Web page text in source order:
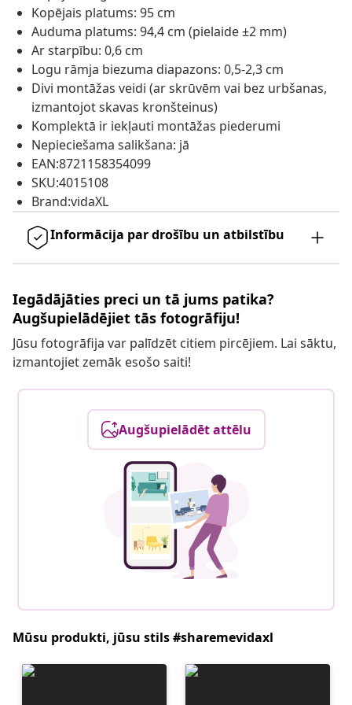
Kopējais platums: 95 cm
Auduma platums: 94,4 cm (pielaide ±2 mm)
Ar starpību: 0,6 cm
Logu rāmja biezuma diapazons: 0,5-2,3 cm
Divi montāžas veidi (ar skrūvēm vai bez urbšanas,
izmantojot skavas kronšteinus)
Komplektā ir iekļauti montāžas piederumi
Nepieciešama salikšana: jā
EAN:8721158354099
SKU:4015108
Brand:vidaXL
Informācija par drošību un atbilstību
Iegādājāties preci un tā jums patika?
Augšupielādējiet tās fotogrāfiju!
Jūsu fotogrāfija var palīdzēt citiem pircējiem. Lai sāktu,
izmantojiet zemāk esošo saiti!
Augšupielādēt attēlu
Mūsu produkti, jūsu stils #sharemevidaxl